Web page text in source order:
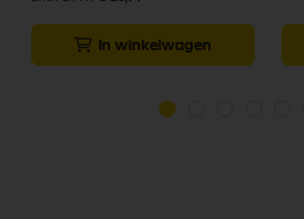
In winkelwagen